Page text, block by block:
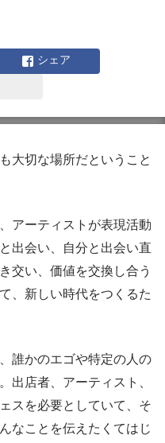
シェア
大切な場所だということ
アーティストが表現活動
出会い、自分と出会い直
交い、価値を交換し合う
、新しい時代をつくるた
誰かのエゴや特定の人の
出店者、アーティスト、
スを必要としていて、そ
なことを伝えたくてはじ